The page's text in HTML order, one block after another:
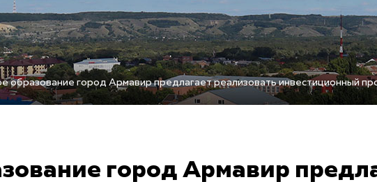
образование город Армавир предлагает реализовать инвестиционный
город Армавир